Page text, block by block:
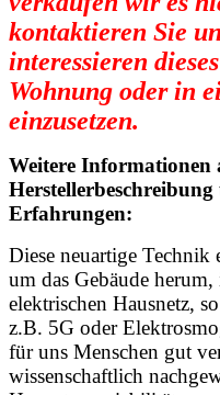
kontaktieren Sie
interessieren
Wohnung oder in
einzusetzen.
Weitere Informationen
Herstellerbeschreibung
Erfahrungen:
Diese neuartige
um das Gebäude
elektrischen Hausnetz,
z.B. 5G oder
für uns Menschen gut
wissenschaftlich